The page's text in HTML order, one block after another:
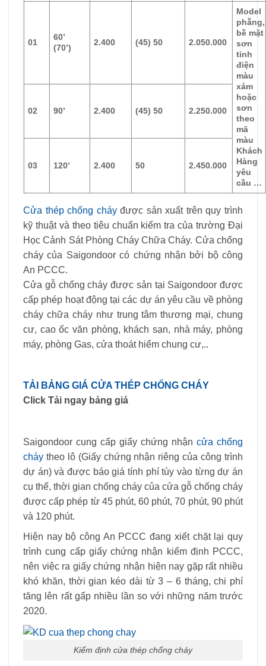
01
60’
(70’)
2.400 (45) 50 2.050.000
Model
phẵng,
bề mặt
sơn
tỉnh
điện
màu
xám
hoặc
sơn
theo
mã
màu
Khách
Hàng
yêu
cầu …
02 90’ 2.400 (45) 50 2.250.000
03 120’ 2.400 50 2.450.000
Cửa thép chống cháyđược sản xuất trên quy trình
kỹ thuật và theo tiêu chuẩn kiểm tra của trường Đại
Học Cảnh Sát Phòng Cháy Chữa Cháy. Cửa chống
cháy của Saigondoor có chứng nhận bởi bộ công
An PCCC.
Cửa gỗ chống cháy được sản tại Saigondoor được
cấp phép hoạt động tại các dự án yêu cầu về phòng
cháy chữa cháy như trung tâm thương mại, chung
cư, cao ốc văn phòng, khách sạn, nhà máy, phòng
máy, phòng Gas, cửa thoát hiểm chung cư,..
TẢI BẢNG GIÁ CỬA THÉP CHỐNG CHÁY
Click Tải ngay bảng giá
Saigondoor cung cấp giấy chứng nhận cửa chống
cháy theo lô (Giấy chứng nhận riêng của công trình
dự án) và được báo giá tính phí tùy vào từng dự án
cụ thể, thời gian chống cháy của cửa gỗ chống cháy
được cấp phép từ 45 phút, 60 phút, 70 phút, 90 phút
và 120 phút.
Hiện nay bộ công An PCCC đang xiết chặt lại quy
trình cung cấp giấy chứng nhận kiểm định PCCC,
nên việc ra giấy chứng nhận hiện nay gặp rất nhiều
khó khăn, thời gian kéo dài từ 3 – 6 tháng, chi phí
tăng lên rất gấp nhiều lần so với những năm trước
2020.
Kiểm định cửa thép chống cháy